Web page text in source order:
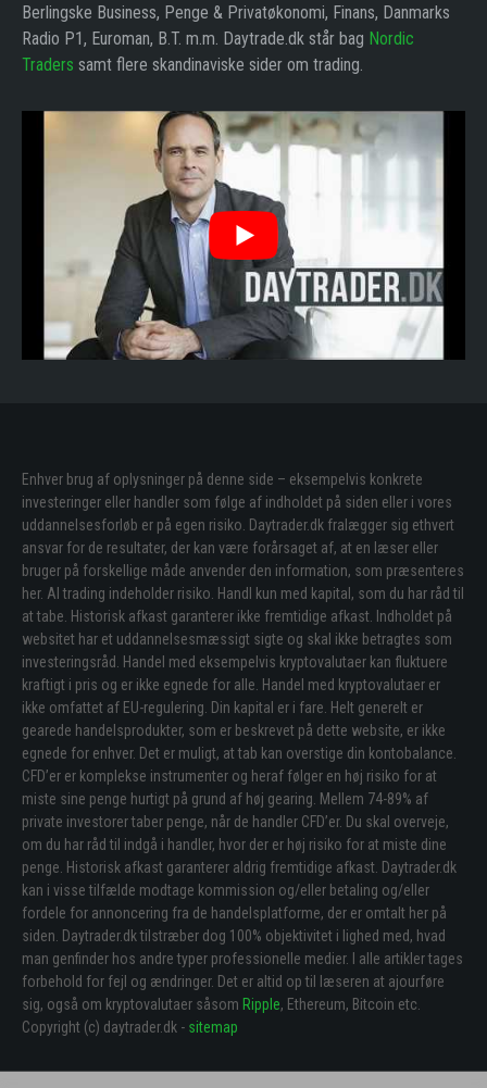
Berlingske Business, Penge & Privatøkonomi, Finans, Danmarks
Radio P1, Euroman, B.T. m.m. Daytrade.dk står bag Nordic
Traders samt flere skandinaviske sider om trading.
Enhver brug af oplysninger på denne side – eksempelvis konkrete
investeringer eller handler som følge af indholdet på siden eller i vores
uddannelsesforløb er på egen risiko. Daytrader.dk fralægger sig ethvert
ansvar for de resultater, der kan være forårsaget af, at en læser eller
bruger på forskellige måde anvender den information, som præsenteres
her. Al trading indeholder risiko. Handl kun med kapital, som du har råd til
at tabe. Historisk afkast garanterer ikke fremtidige afkast. Indholdet på
websitet har et uddannelsesmæssigt sigte og skal ikke betragtes som
investeringsråd. Handel med eksempelvis kryptovalutaer kan fluktuere
kraftigt i pris og er ikke egnede for alle. Handel med kryptovalutaer er
ikke omfattet af EU-regulering. Din kapital er i fare. Helt generelt er
gearede handelsprodukter, som er beskrevet på dette website, er ikke
egnede for enhver. Det er muligt, at tab kan overstige din kontobalance.
CFD’er er komplekse instrumenter og heraf følger en høj risiko for at
miste sine penge hurtigt på grund af høj gearing. Mellem 74-89% af
private investorer taber penge, når de handler CFD’er. Du skal overveje,
om du har råd til indgå i handler, hvor der er høj risiko for at miste dine
penge. Historisk afkast garanterer aldrig fremtidige afkast. Daytrader.dk
kan i visse tilfælde modtage kommission og/eller betaling og/eller
fordele for annoncering fra de handelsplatforme, der er omtalt her på
siden. Daytrader.dk tilstræber dog 100% objektivitet i lighed med, hvad
man genfinder hos andre typer professionelle medier. I alle artikler tages
forbehold for fejl og ændringer. Det er altid op til læseren at ajourføre
sig, også om kryptovalutaer såsom Ripple, Ethereum, Bitcoin etc.
Copyright (c) daytrader.dk - sitemap